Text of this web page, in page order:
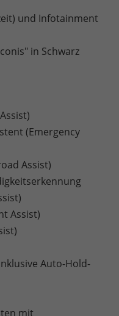
und Infotainment
in Schwarz
(Emergency
Assist)
Assist)
Auto-Hold-
mit